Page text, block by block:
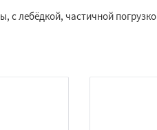
с лебёдкой, частичной